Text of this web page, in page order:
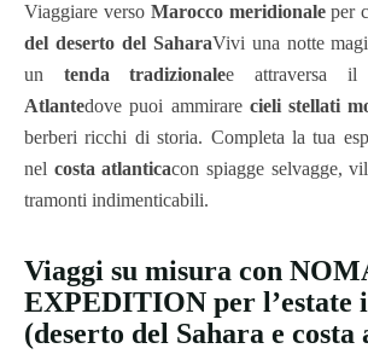
Viaggiare verso Marocco meridionaleper
del deserto del SaharaVivi una notte
un tenda tradizionalee attraversa
Atlantedove puoi ammirare cieli stellati
berberi ricchi di storia. Completa la tua
nel costa atlanticacon spiagge selvagge,
tramonti indimenticabili.
Viaggi su misura con
EXPEDITION per l’estate
(deserto del Sahara e